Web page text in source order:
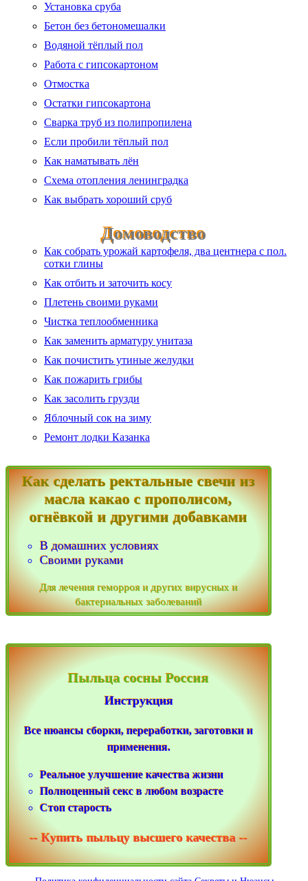
Установка сруба
Бетон без бетономешалки
Водяной тёплый пол
Работа с гипсокартоном
Отмостка
Остатки гипсокартона
Сварка труб из полипропилена
Если пробили тёплый пол
Как наматывать лён
Схема отопления ленинградка
Как выбрать хороший сруб
Домоводство
Как собрать урожай картофеля, два центнера с пол.
сотки глины
Как отбить и заточить косу
Плетень своими руками
Чистка теплообменника
Как заменить арматуру унитаза
Как почистить утиные желудки
Как пожарить грибы
Как засолить грузди
Яблочный сок на зиму
Ремонт лодки Казанка
Как сделать ректальные свечи из
масла какао с прополисом,
огнёвкой и другими добавками
В домашних условиях
Своими руками
Для лечения геморроя и других вирусных и
бактериальных заболеваний
Пыльца сосны Россия
Инструкция
Все нюансы сборки, переработки, заготовки и
применения.
Реальное улучшение качества жизни
Полноценный секс в любом возрасте
Стоп старость
-- Купить пыльцу высшего качества --